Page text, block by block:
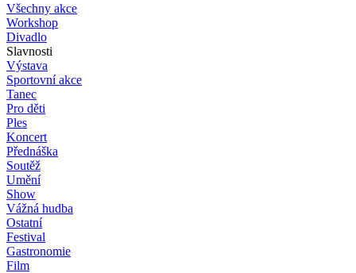
Všechny akce
Workshop
Divadlo
Slavnosti
Výstava
Sportovní akce
Tanec
Pro děti
Ples
Koncert
Přednáška
Soutěž
Umění
Show
Vážná hudba
Ostatní
Festival
Gastronomie
Film